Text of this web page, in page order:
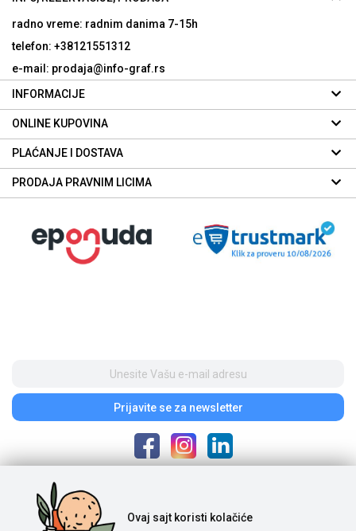
Prijavite se za newsletter
radno vreme: radnim danima 7-15h
telefon: +38121551312
e-mail: prodaja@info-graf.rs
INFORMACIJE
ONLINE KUPOVINA
PLAĆANJE I DOSTAVA
PRODAJA PRAVNIM LICIMA
Poštovani posetioci, cene na našem sajtu iskazane su u dinarima. Porez je
uračunat u cenu. S obzirom na to da je u pitanju internet prodaja i da se
Ovaj sajt koristi kolačiće